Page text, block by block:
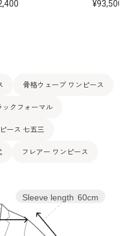
93,500
骨格ウェーブ ワンピース
ックフォーマル
ース 七五三
フレアー ワンピース
Sleeve length 60cm